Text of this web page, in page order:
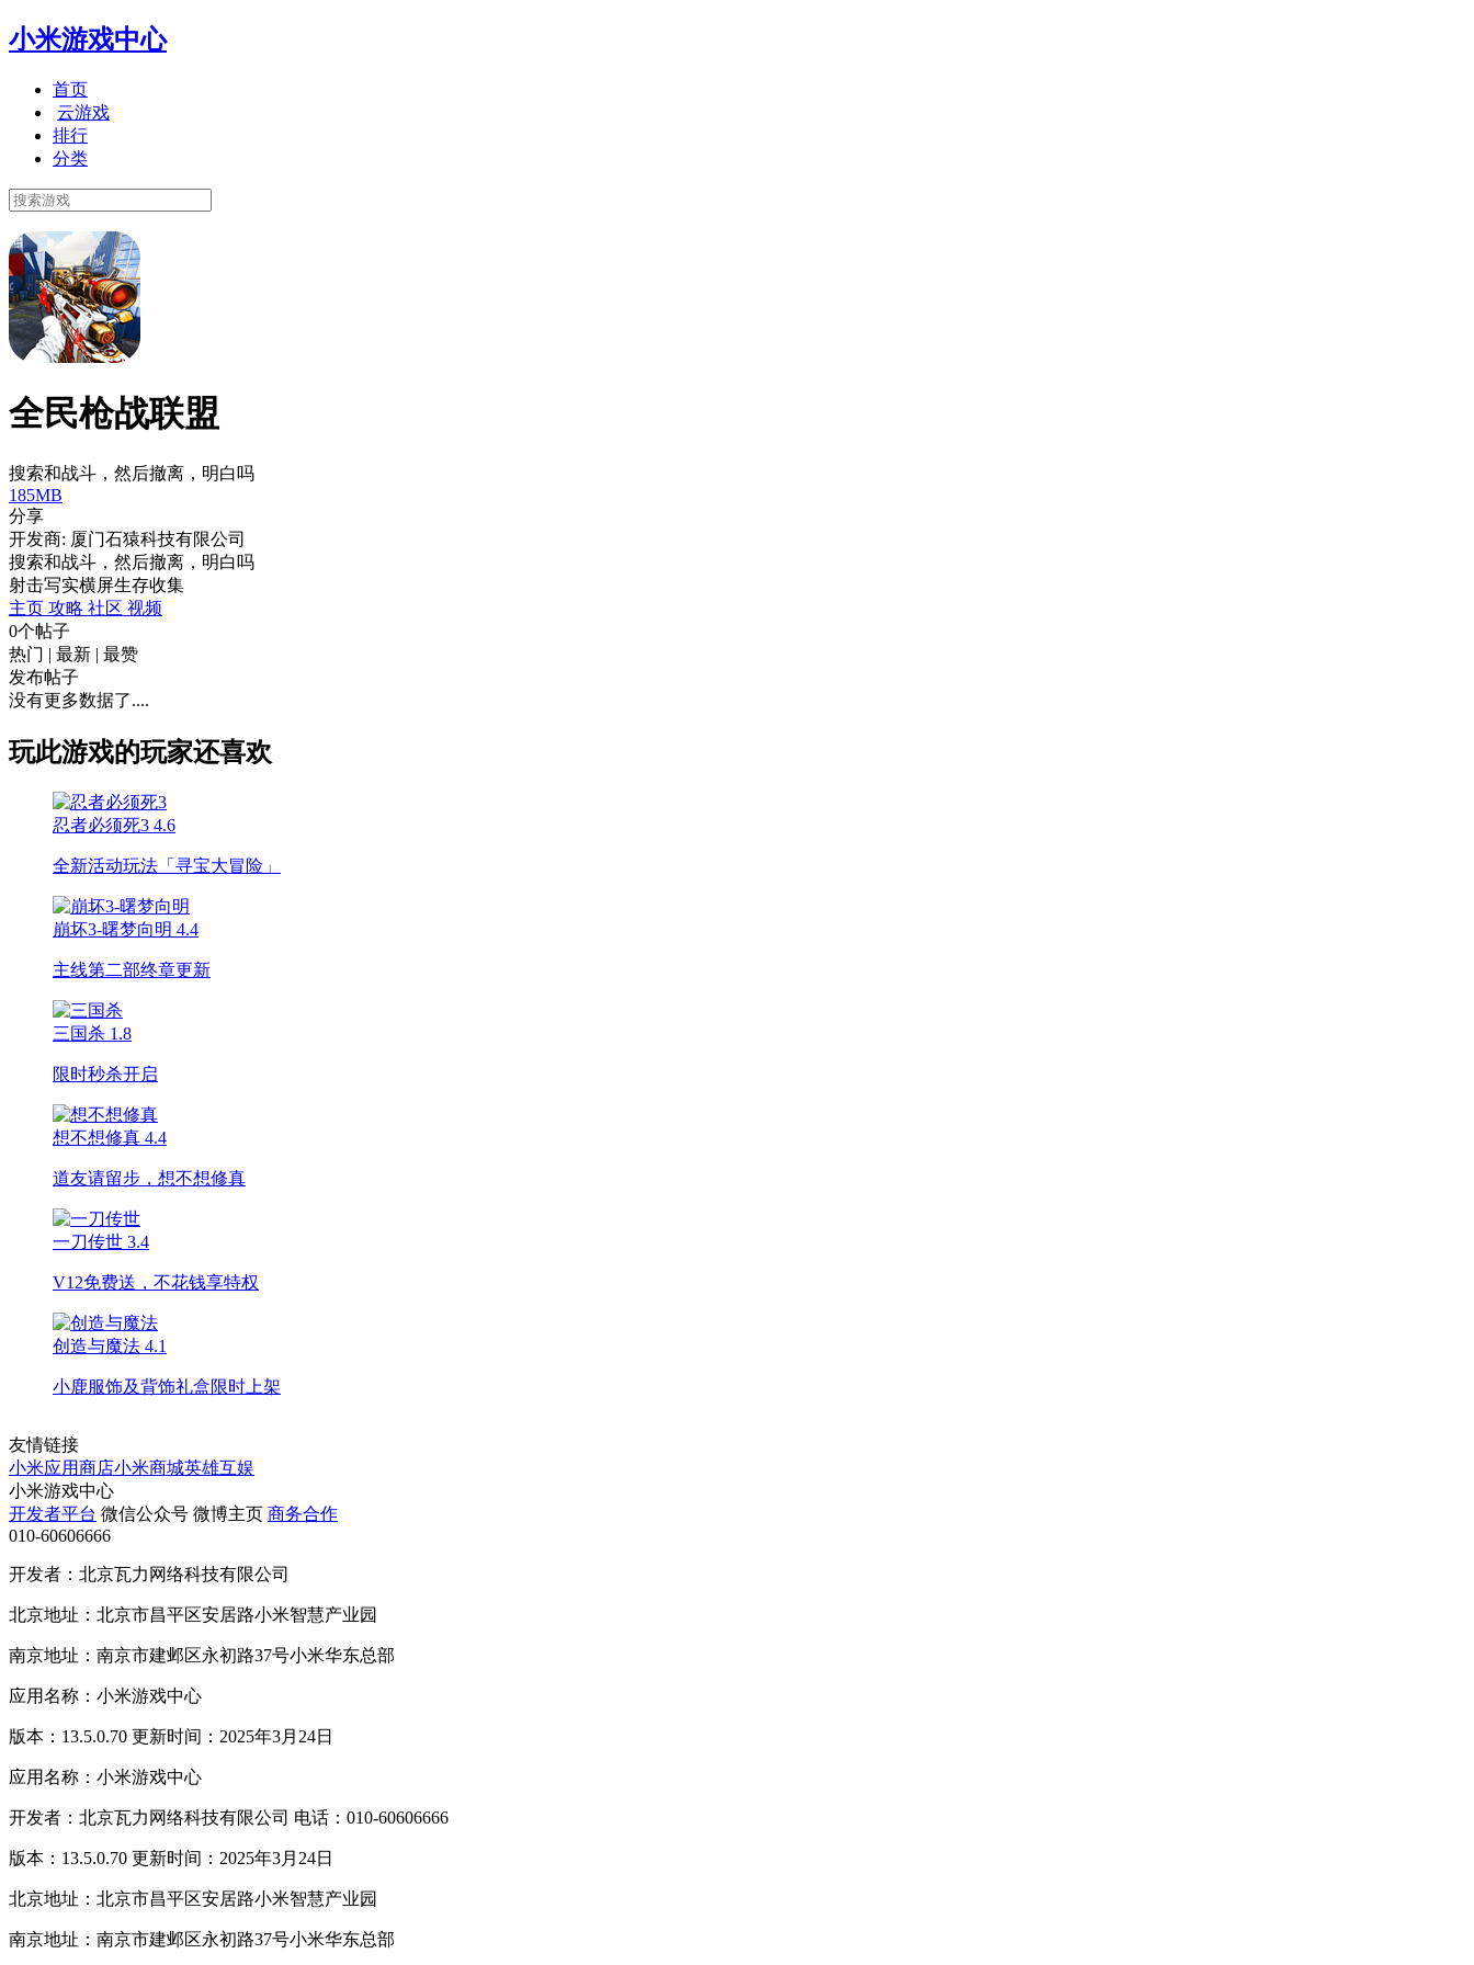
小米游戏中心
首页
云游戏
排行
分类
全民枪战联盟
搜索和战斗，然后撤离，明白吗
185MB
分享
开发商: 厦门石猿科技有限公司
搜索和战斗，然后撤离，明白吗
射击写实横屏生存收集
主页 攻略 社区 视频
0个帖子
热门 | 最新 | 最赞
发布帖子
没有更多数据了....
玩此游戏的玩家还喜欢
忍者必须死3 4.6
全新活动玩法「寻宝大冒险」
崩坏3-曙梦向明 4.4
主线第二部终章更新
三国杀 1.8
限时秒杀开启
想不想修真 4.4
道友请留步，想不想修真
一刀传世 3.4
V12免费送，不花钱享特权
创造与魔法 4.1
小鹿服饰及背饰礼盒限时上架
友情链接
小米应用商店小米商城英雄互娱
小米游戏中心
开发者平台 微信公众号 微博主页 商务合作
010-60606666
开发者：北京瓦力网络科技有限公司
北京地址：北京市昌平区安居路小米智慧产业园
南京地址：南京市建邺区永初路37号小米华东总部
应用名称：小米游戏中心
版本：13.5.0.70 更新时间：2025年3月24日
应用名称：小米游戏中心
开发者：北京瓦力网络科技有限公司 电话：010-60606666
版本：13.5.0.70 更新时间：2025年3月24日
北京地址：北京市昌平区安居路小米智慧产业园
南京地址：南京市建邺区永初路37号小米华东总部